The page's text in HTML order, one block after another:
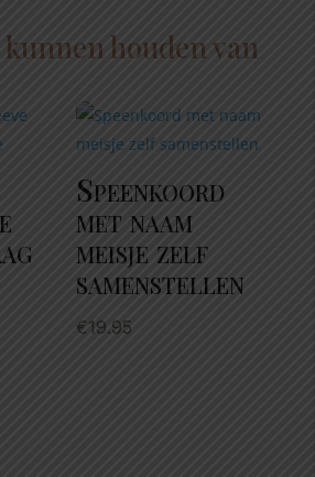
kunnen houden van
Speenkoord
met naam
meisje zelf
samenstellen
€19.95